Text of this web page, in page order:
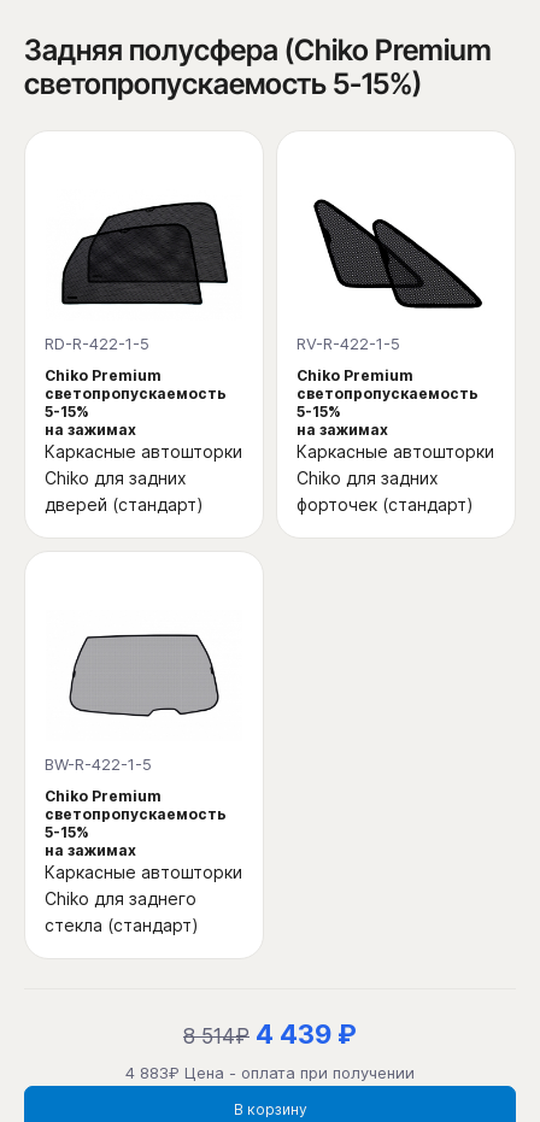
Задняя полусфера (Chiko Premium
светопропускаемость 5-15%)
RD-R-422-1-5
Chiko Premium
светопропускаемость
5-15%
на зажимах
Каркасные автошторки
Chiko для задних
дверей (стандарт)
RV-R-422-1-5
Chiko Premium
светопропускаемость
5-15%
на зажимах
Каркасные автошторки
Chiko для задних
форточек (стандарт)
BW-R-422-1-5
Chiko Premium
светопропускаемость
5-15%
на зажимах
Каркасные автошторки
Chiko для заднего
стекла (стандарт)
8 514₽ 4 439 ₽
4 883₽ Цена - оплата при получении
В корзину